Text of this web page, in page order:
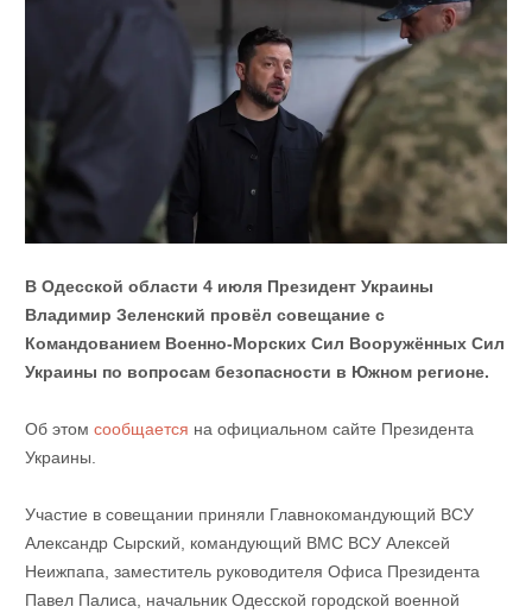
В Одесской области 4 июля Президент Украины
Владимир Зеленский провёл совещание с
Командованием Военно-Морских Сил Вооружённых Сил
Украины по вопросам безопасности в Южном регионе.
Об этом сообщается на официальном сайте Президента
Украины.
Участие в совещании приняли Главнокомандующий ВСУ
Александр Сырский, командующий ВМС ВСУ Алексей
Неижпапа, заместитель руководителя Офиса Президента
Павел Палиса, начальник Одесской городской военной